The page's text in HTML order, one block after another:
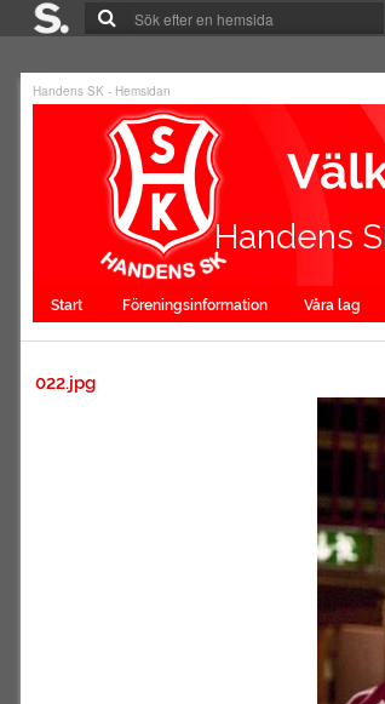
Handens SK - Hemsidan
Handens
Start Föreningsinformation Våra lag
022.jpg